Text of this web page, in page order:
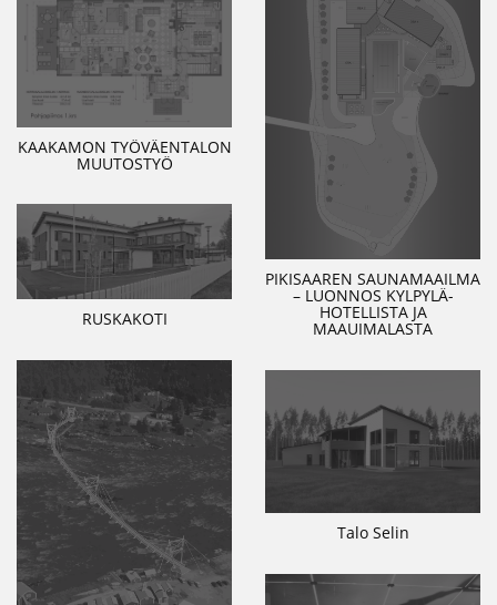
PIKISAAREN SAUNAMAAILMA
– LUONNOS KYLPYLÄ-
HOTELLISTA JA
MAAUIMALASTA
KAAKAMON TYÖVÄENTALON
MUUTOSTYÖ
RUSKAKOTI
Talo Selin